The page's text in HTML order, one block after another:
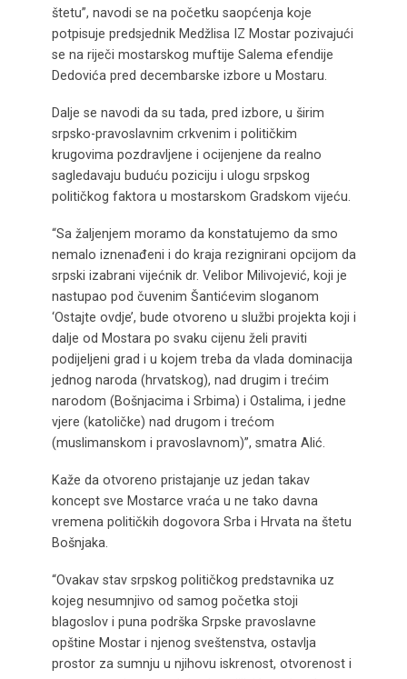
štetu”, navodi se na početku saopćenja koje
potpisuje predsjednik Medžlisa IZ Mostar pozivajući
se na riječi mostarskog muftije Salema efendije
Dedovića pred decembarske izbore u Mostaru.
Dalje se navodi da su tada, pred izbore, u širim
srpsko-pravoslavnim crkvenim i političkim
krugovima pozdravljene i ocijenjene da realno
sagledavaju buduću poziciju i ulogu srpskog
političkog faktora u mostarskom Gradskom vijeću.
“Sa žaljenjem moramo da konstatujemo da smo
nemalo iznenađeni i do kraja rezignirani opcijom da
srpski izabrani vijećnik dr. Velibor Milivojević, koji je
nastupao pod čuvenim Šantićevim sloganom
‘Ostajte ovdje’, bude otvoreno u službi projekta koji i
dalje od Mostara po svaku cijenu želi praviti
podijeljeni grad i u kojem treba da vlada dominacija
jednog naroda (hrvatskog), nad drugim i trećim
narodom (Bošnjacima i Srbima) i Ostalima, i jedne
vjere (katoličke) nad drugom i trećom
(muslimanskom i pravoslavnom)”, smatra Alić.
Kaže da otvoreno pristajanje uz jedan takav
koncept sve Mostarce vraća u ne tako davna
vremena političkih dogovora Srba i Hrvata na štetu
Bošnjaka.
“Ovakav stav srpskog političkog predstavnika uz
kojeg nesumnjivo od samog početka stoji
blagoslov i puna podrška Srpske pravoslavne
opštine Mostar i njenog sveštenstva, ostavlja
prostor za sumnju u njihovu iskrenost, otvorenost i